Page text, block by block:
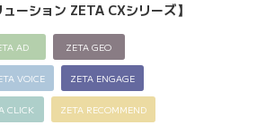
ューション ZETA CXシリーズ】
AD ZETA GEO
VOICE ZETA ENGAGE
CLICK ZETA RECOMMEND